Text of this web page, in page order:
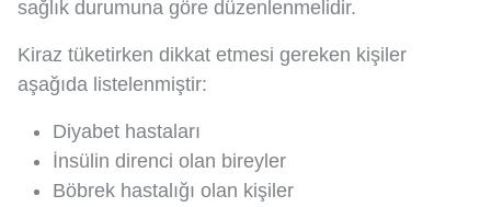
sağlık durumuna göre düzenlenmelidir.
Kiraz tüketirken dikkat etmesi gereken kişiler
aşağıda listelenmiştir:
Diyabet hastaları
İnsülin direnci olan bireyler
Böbrek hastalığı olan kişiler